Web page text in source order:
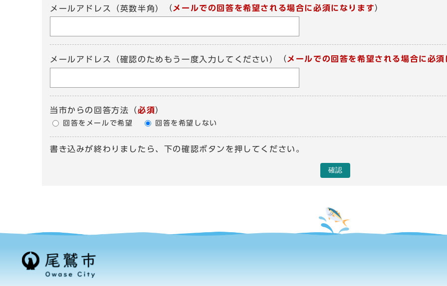
メールアドレス（英数半角） （ メールでの回答を希望される場合に必須になります）
メールアドレス（確認のためもう一度入力してください） （メールでの回答を希望される場合に必須
当市からの回答方法 （必須）
回答をメールで希望 回答を希望しない
書き込みが終わりましたら、下の確認ボタンを押してください。
確認